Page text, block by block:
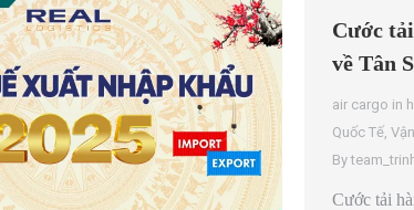
Cước
về Tân
air cargo in
Quốc Tế,
By
Cước tải